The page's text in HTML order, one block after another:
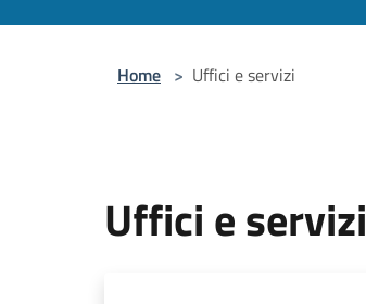
Home > Uffici e servizi
Uffici e servizi